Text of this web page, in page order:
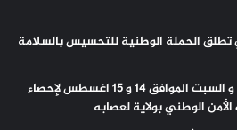
الحملة الوطنية للتحسيس بالسلامة
كيفه/ تحديد يومي الجمعة و السبت الموافق 14 و 15 اغسطس لإحصاء
الوطني بولاية لعصابه